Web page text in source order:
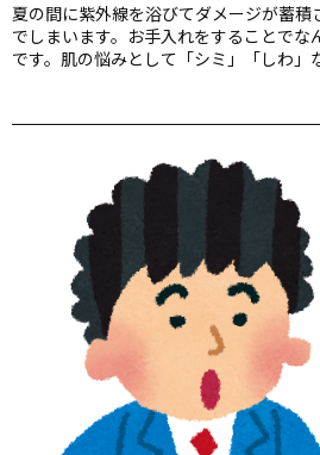
夏の間に紫外線を浴びてダメージが蓄積
でしまいます。お手入れをすることでな
です。肌の悩みとして「シミ」「しわ」